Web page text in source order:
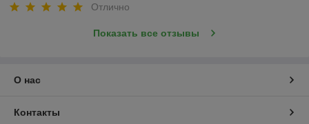
Отлично
Показать все отзывы
О нас
Контакты